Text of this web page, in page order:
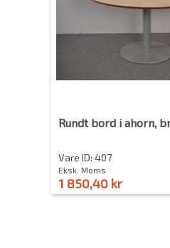
Rundt bord i ahorn,
Vare ID: 407
Eksk. Moms
1 850,40 kr